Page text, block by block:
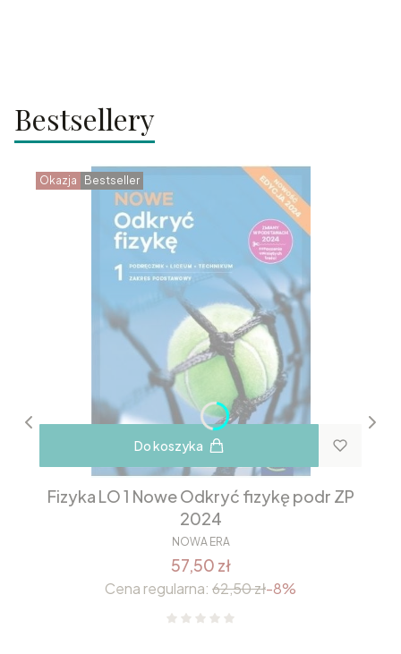
Bestsellery
Okazja Bestseller
Do koszyka
Fizyka LO 1 Nowe Odkryć fizykę podr ZP
2024
NOWA ERA
57,50 zł
Cena regularna: 62,50 zł-8%